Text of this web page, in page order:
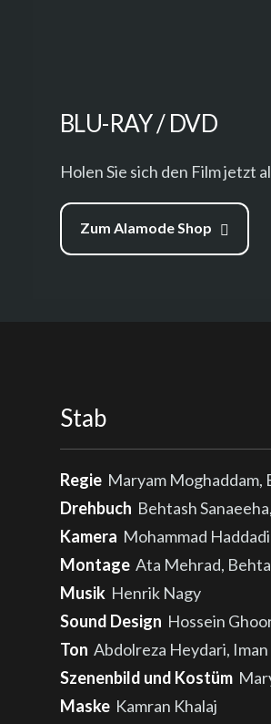
BLU-RAY / DVD
Holen Sie sich den Film jetzt
Zum Alamode Shop
Stab
Regie Maryam Moghaddam,
Drehbuch Behtash
Kamera Mohammad Haddadi
Montage Ata Mehrad,
Musik Henrik Nagy
Sound Design Hossein
Ton Abdolreza Heydari,
Szenenbild und Kostüm
Maske Kamran Khalaj